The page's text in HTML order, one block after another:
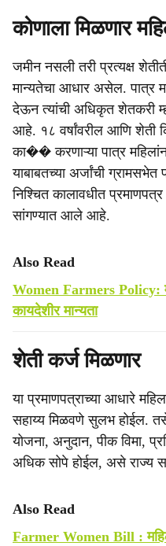
कोणाला मिळणार
जमीन नसली तरी प्रत्यक्ष
मान्यतेचा आधार असेल. पात्र
देऊन त्यांची अधिकृत शेतकरी
आहे. १८ वर्षांवरील आणि शेती
का�� करणाऱ्या पात्र
याबाबतच्या अर्जांची
निश्चित कालावधीत
सांगण्यात आले आहे.
Also Read
Women Farmers Policy:
कायदेशीर मान्यता
शेती कर्ज मिळणार
या प्रमाणपत्राच्या आधारे
सहाय्य मिळवणे सुलभ होईल.
योजना, अनुदान, पीक विमा,
अधिक सोपे होईल, असे राज्य
Also Read
Farmer Women Bill :